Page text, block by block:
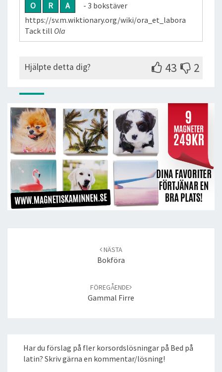
O R A
- 3 bokstäver
https://sv.m.wiktionary.org/wiki/ora_et_labora
Tack till Ola
Hjälpte detta dig? 43 2
NÄSTA
Bokföra
FÖREGÅENDE
Gammal Firre
Har du förslag på fler korsordslösningar på Bed på
latin? Skriv gärna en kommentar/lösning!